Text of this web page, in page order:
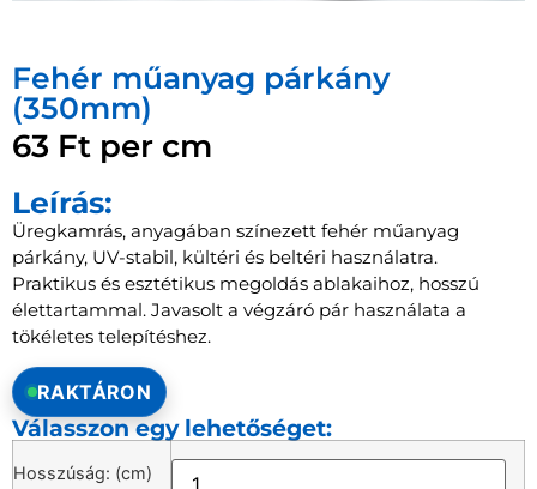
Fehér műanyag párkány
(350mm)
63 Ft per cm
Leírás:
Üregkamrás, anyagában színezett fehér műanyag
párkány, UV-stabil, kültéri és beltéri használatra.
Praktikus és esztétikus megoldás ablakaihoz, hosszú
élettartammal. Javasolt a végzáró pár használata a
tökéletes telepítéshez.
RAKTÁRON
Válasszon egy lehetőséget:
Hosszúság: (cm)